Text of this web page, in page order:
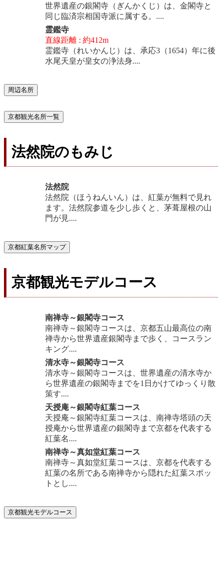
世界遺産の銀閣寺（ぎんかくじ）は、金閣寺と
同じ臨済宗相国寺派に属する。....
霊鑑寺
直線距離 : 約412m
霊鑑寺（れいかんじ）は、承応3（1654）年に後
水尾天皇が皇女の浄法身....
周辺名所
京都観光名所一覧
法然院のもみじ
法然院
法然院（ほうねんいん）は、紅葉が無料で見れ
ます。法然院参道を少し歩くと、茅葺屋根の山
門が見....
京都紅葉名所マップ
京都観光モデルコース
南禅寺～銀閣寺コース
南禅寺～銀閣寺コースは、京都五山最高位の南
禅寺から世界遺産銀閣寺まで歩く、コースラン
キング....
清水寺～銀閣寺コース
清水寺～銀閣寺コースは、世界遺産の清水寺か
ら世界遺産の銀閣寺までを1日かけてゆっくり散
策す....
天授庵～銀閣寺紅葉コース
天授庵～銀閣寺紅葉コースは、南禅寺塔頭の天
授庵から世界遺産の銀閣寺まで京都を代表する
紅葉名....
南禅寺～真如堂紅葉コース
南禅寺～真如堂紅葉コースは、京都を代表する
紅葉の名所である南禅寺から隠れた紅葉スポッ
トとし....
京都観光モデルコース